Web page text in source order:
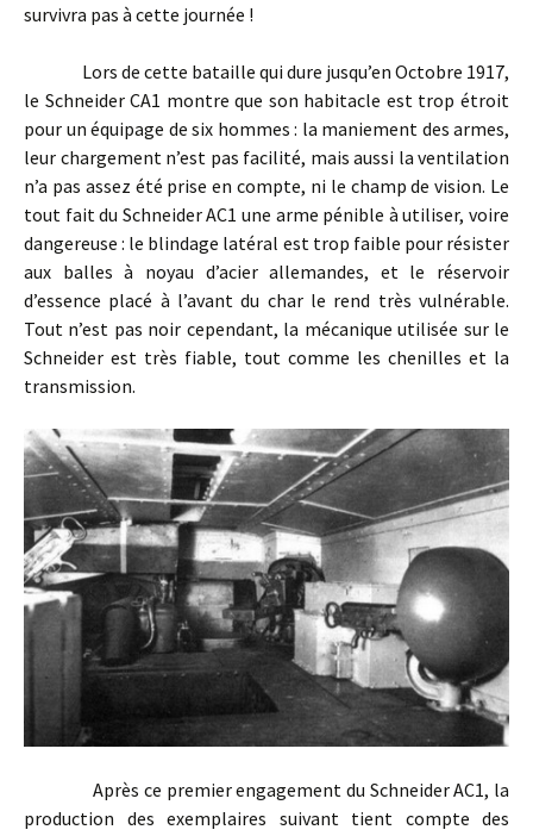
survivra pas à cette journée !
Lors de cette bataille qui dure jusqu’en Octobre 1917,
le Schneider CA1 montre que son habitacle est trop étroit
pour un équipage de six hommes : la maniement des armes,
leur chargement n’est pas facilité, mais aussi la ventilation
n’a pas assez été prise en compte, ni le champ de vision. Le
tout fait du Schneider AC1 une arme pénible à utiliser, voire
dangereuse : le blindage latéral est trop faible pour résister
aux balles à noyau d’acier allemandes, et le réservoir
d’essence placé à l’avant du char le rend très vulnérable.
Tout n’est pas noir cependant, la mécanique utilisée sur le
Schneider est très fiable, tout comme les chenilles et la
transmission.
Après ce premier engagement du Schneider AC1, la
production des exemplaires suivant tient compte des